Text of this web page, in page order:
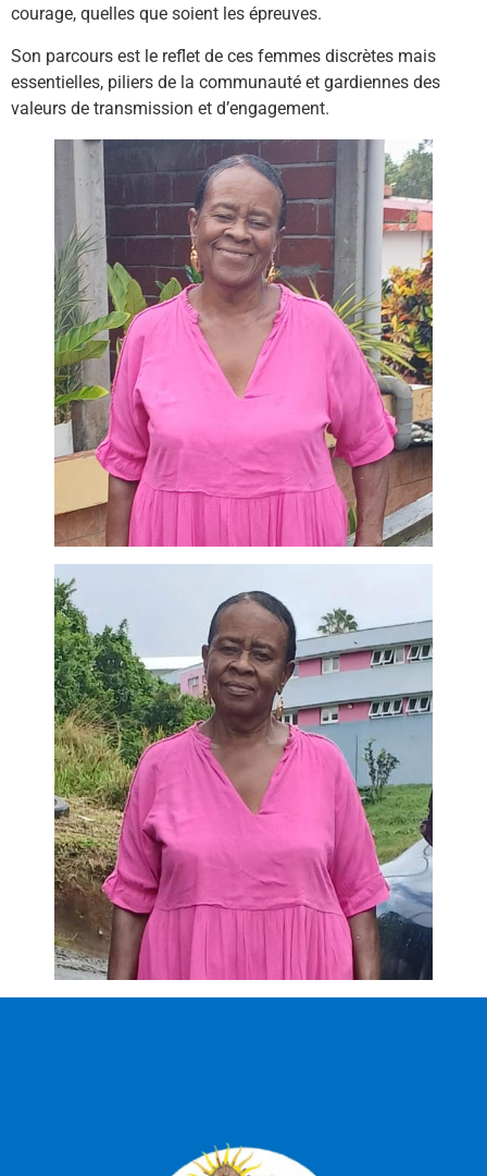
courage, quelles que soient les épreuves.
Son parcours est le reflet de ces femmes discrètes mais
essentielles, piliers de la communauté et gardiennes des
valeurs de transmission et d’engagement.